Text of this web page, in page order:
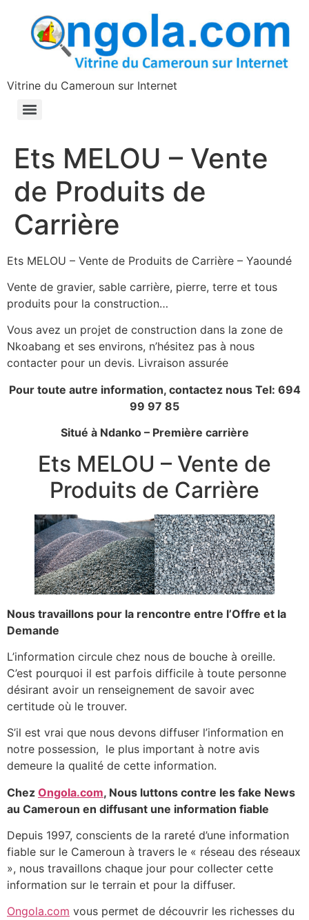
principal
Vitrine du Cameroun sur Internet
Ets MELOU – Vente
de Produits de
Carrière
Ets MELOU – Vente de Produits de Carrière – Yaoundé
Vente de gravier, sable carrière, pierre, terre et tous
produits pour la construction…
Vous avez un projet de construction dans la zone de
Nkoabang et ses environs, n’hésitez pas à nous
contacter pour un devis. Livraison assurée
Pour toute autre information, contactez nous Tel: 694
99 97 85
Situé à Ndanko – Première carrière
Ets MELOU – Vente de
Produits de Carrière
Nous travaillons pour la rencontre entre l’Offre et la
Demande
L’information circule chez nous de bouche à oreille.
C’est pourquoi il est parfois difficile à toute personne
désirant avoir un renseignement de savoir avec
certitude où le trouver.
S’il est vrai que nous devons diffuser l’information en
notre possession, le plus important à notre avis
demeure la qualité de cette information.
Chez Ongola.com, Nous luttons contre les fake News
au Cameroun en diffusant une information fiable
Depuis 1997, conscients de la rareté d’une information
fiable sur le Cameroun à travers le « réseau des réseaux
», nous travaillons chaque jour pour collecter cette
information sur le terrain et pour la diffuser.
Ongola.com vous permet de découvrir les richesses du